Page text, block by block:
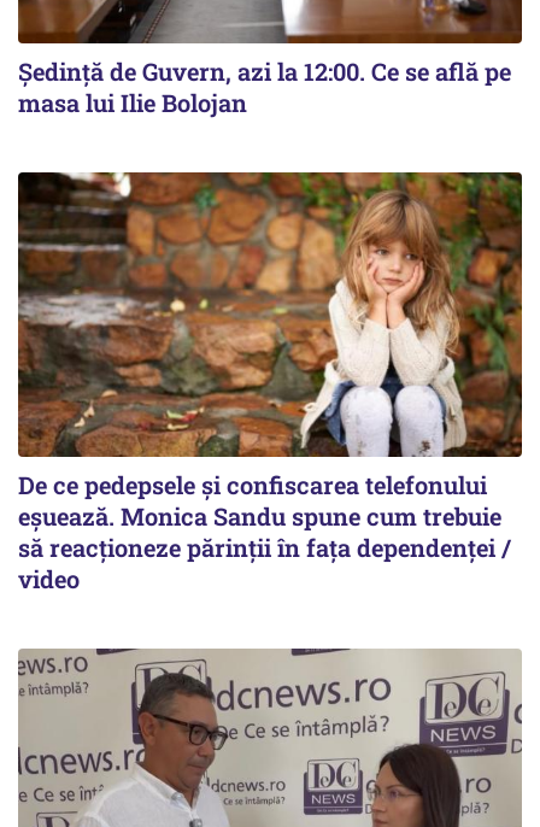
Ședință de Guvern, azi la 12:00. Ce se află pe
masa lui Ilie Bolojan
De ce pedepsele și confiscarea telefonului
eșuează. Monica Sandu spune cum trebuie
să reacționeze părinții în fața dependenței /
video